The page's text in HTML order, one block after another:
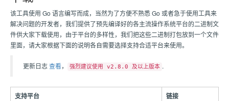
该工具使用 Go 语言编写而成，当然为了方便不熟悉 Go 或者急于使用工具来
解决问题的开发者，我们提供了预先编译好的各主流操作系统平台的二进制文
件供大家下载使用，由于平台的多样性，我们把这些二进制打包放到一个文件
里面，请大家根据下面的说明各自需要选择支持合适平台来使用。
更新日志查看， 强烈建议使用 v2.8.0 及以上版本 .
支持平台 链接